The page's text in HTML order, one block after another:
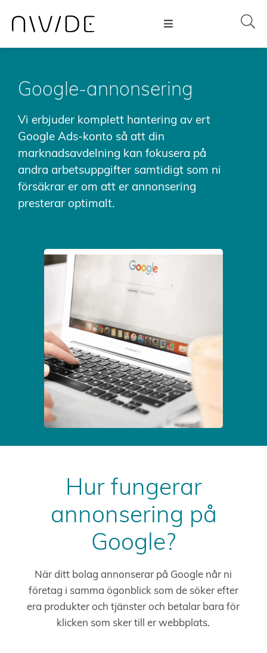
Google-annonsering
Vi erbjuder komplett hantering av ert
Google Ads-konto så att din
marknadsavdelning kan fokusera på
andra arbetsuppgifter samtidigt som ni
försäkrar er om att er annonsering
presterar optimalt.
Hur fungerar
annonsering på
Google?
När ditt bolag annonserar på Google når ni
företag i samma ögonblick som de söker efter
era produkter och tjänster och betalar bara för
klicken som sker till er webbplats.